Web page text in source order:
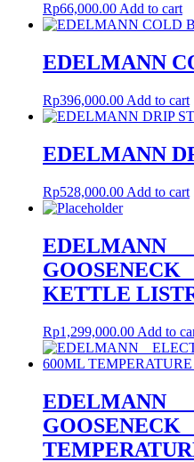
Rp66,000.00 Add to cart
EDELMANN
Rp396,000.00 Add to cart
EDELMANN
Rp528,000.00 Add to cart
KETTLE
Rp1,299,000.00 Add to